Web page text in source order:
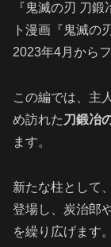
『鬼滅の刃 刀
ト漫画『鬼滅の
2023年4月から
この編では、主
め訪れた 刀鍛冶
ます。
新たな柱として
登場し、炭治郎
を繰り広げます。